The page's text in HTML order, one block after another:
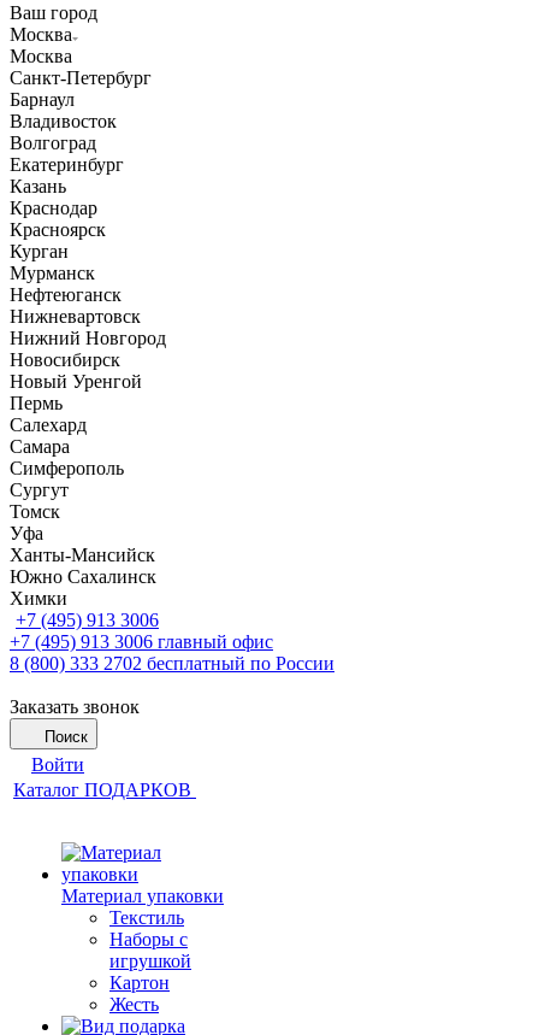
Ваш город
Москва
Москва
Санкт-Петербург
Барнаул
Владивосток
Волгоград
Екатеринбург
Казань
Краснодар
Красноярск
Курган
Мурманск
Нефтеюганск
Нижневартовск
Нижний Новгород
Новосибирск
Новый Уренгой
Пермь
Салехард
Самара
Симферополь
Сургут
Томск
Уфа
Ханты-Мансийск
Южно Сахалинск
Химки
+7 (495) 913 3006
+7 (495) 913 3006 главный офис
8 (800) 333 2702 бесплатный по России
Заказать звонок
Поиск
Войти
Каталог ПОДАРКОВ
Материал упаковки
Текстиль
Наборы с
игрушкой
Картон
Жесть